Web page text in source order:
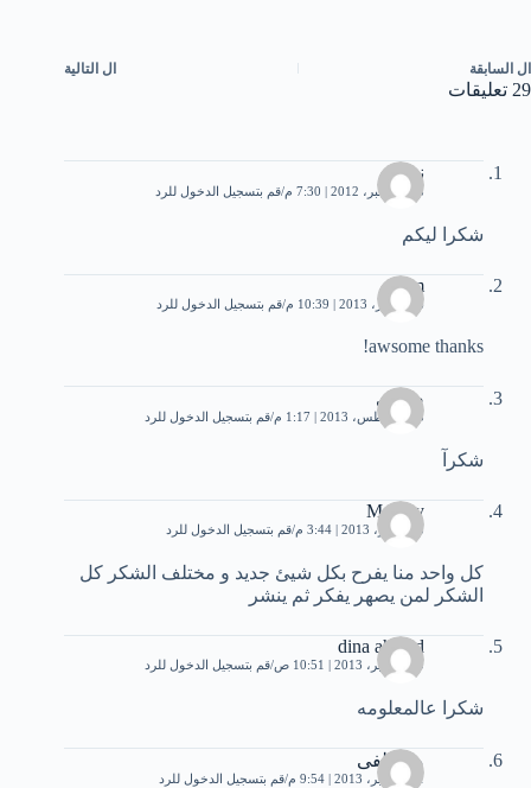
ال السابقة ال التالية
29 تعليقات
نوني
28 ديسمبر، 2012 | 7:30 م قم بتسجيل الدخول للرد
شكرا ليكم
reem
16 فبراير، 2013 | 10:39 م قم بتسجيل الدخول للرد
awsome thanks!
صبري
15 أغسطس، 2013 | 1:17 م قم بتسجيل الدخول للرد
شكرآ
Moulay
5 سبتمبر، 2013 | 3:44 م قم بتسجيل الدخول للرد
كل واحد منا يفرح بكل شيئ جديد و مختلف الشكر كل
الشكر لمن يصهر يفكر ثم ينشر
dina ahmed
10 سبتمبر، 2013 | 10:51 ص قم بتسجيل الدخول للرد
شكرا عالمعلومه
مصطفى
11 سبتمبر، 2013 | 9:54 م قم بتسجيل الدخول للرد